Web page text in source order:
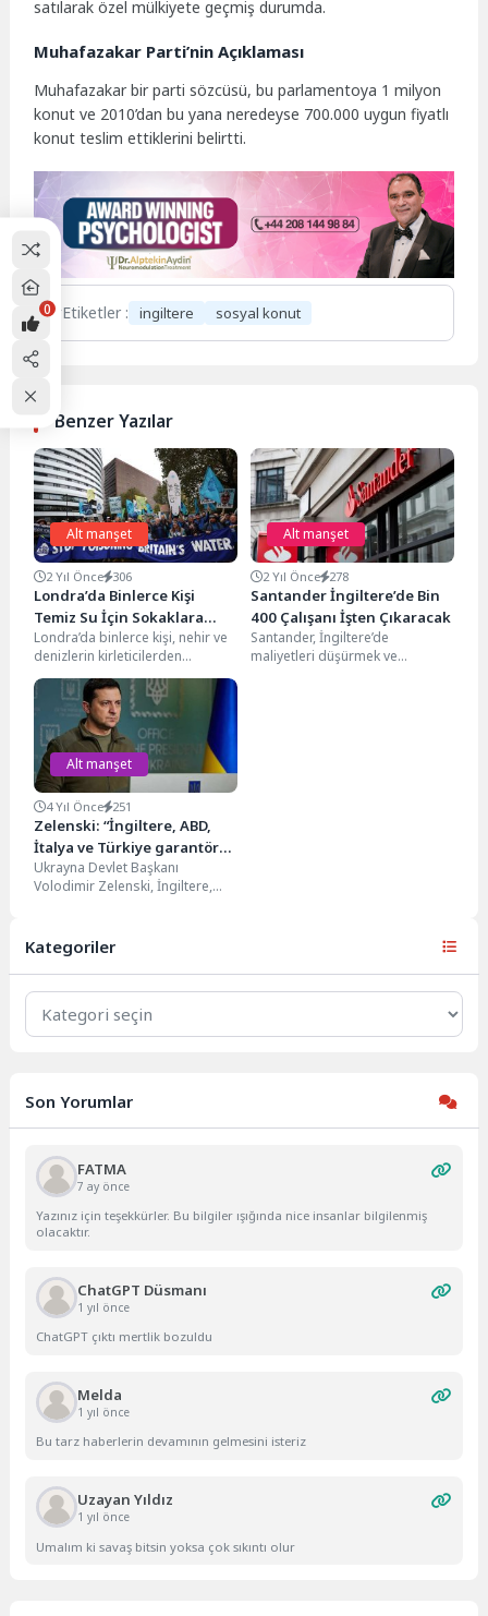
satılarak özel mülkiyete geçmiş durumda.
Muhafazakar Parti’nin Açıklaması
Muhafazakar bir parti sözcüsü, bu parlamentoya 1 milyon
konut ve 2010’dan bu yana neredeyse 700.000 uygun fiyatlı
konut teslim ettiklerini belirtti.
Etiketler : ingiltere sosyal konut
Benzer Yazılar
Alt manşet
2 Yıl Önce 306
Londra’da Binlerce Kişi
Temiz Su İçin Sokaklara
Çıktı
Londra’da binlerce kişi, nehir ve
denizlerin kirleticilerden
arındırılması talebiyle bir araya
geldi. Parlamento önünde
toplanan...
Alt manşet
2 Yıl Önce 278
Santander İngiltere’de Bin
400 Çalışanı İşten Çıkaracak
Santander, İngiltere’de
maliyetleri düşürmek ve
Alt manşet
4 Yıl Önce 251
Zelenski: “İngiltere, ABD,
İtalya ve Türkiye garantör
ülke olmaya hazır”
Ukrayna Devlet Başkanı
Volodimir Zelenski, İngiltere,
olduklarını...
Kategoriler
Kategoriler
Son Yorumlar
FATMA
7 ay önce
Yazınız için teşekkürler. Bu bilgiler ışığında nice insanlar bilgilenmiş
olacaktır.
ChatGPT Düsmanı
1 yıl önce
ChatGPT çıktı mertlik bozuldu
Melda
1 yıl önce
Bu tarz haberlerin devamının gelmesini isteriz
Uzayan Yıldız
1 yıl önce
Umalım ki savaş bitsin yoksa çok sıkıntı olur
0